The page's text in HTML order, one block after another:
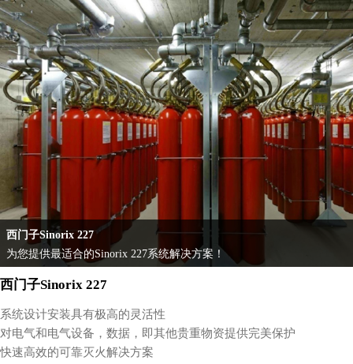
西门子Sinorix 227
为您提供最适合的Sinorix 227系统解决方案！
西门子Sinorix 227
系统设计安装具有极高的灵活性
对电气和电气设备，数据，即其他贵重物资提供完美保护
快速高效的可靠灭火解决方案